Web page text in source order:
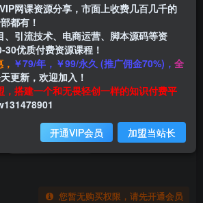
专属 正文
费后查看
会员专属资源
您暂无购买权限，请先开通会员
网课资源分享，市面上收费几百几千的
都有！
、引流技术、电商运营、脚本源码等资
优质付费资源课程！
￥79/年，￥99/永久 (推广佣金70%)， 全
更新，欢迎加入！
，搭建一个和无畏轻创一样的知识付费平
开通VIP会员 加盟当站长